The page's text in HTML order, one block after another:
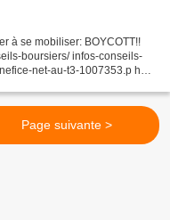
à se mobiliser: BOYCOTT!!
boursiers/ infos-conseils-
net-au-t3-1007353.p hp
Page suivante >